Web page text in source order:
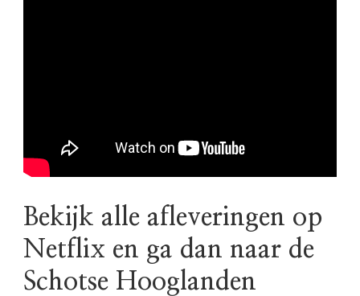
Bekijk alle afleveringen op
Netflix en ga dan naar de
Schotse Hooglanden